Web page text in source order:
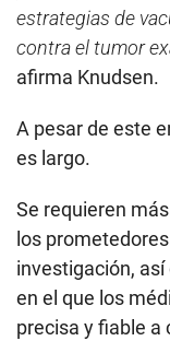
estrategias de
contra el tumor
afirma Knudsen.
A pesar de este
es largo.
Se requieren
los
investigación,
en el que los
precisa y fiable